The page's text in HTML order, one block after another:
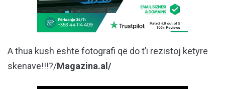
A thua kush është fotografi që do t’i rezistoj ketyre
skenave!!!?/Magazina.al/